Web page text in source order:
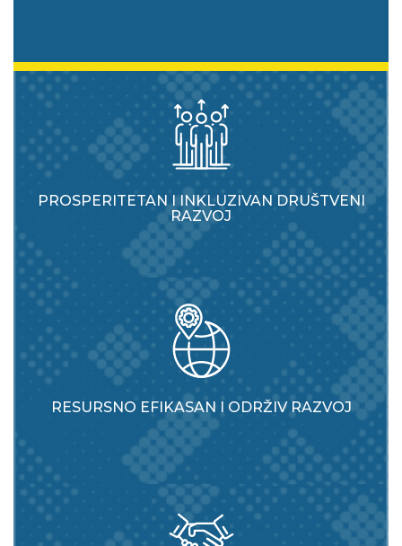
PROSPERITETAN I INKLUZIVAN DRUŠTVENI
RAZVOJ
RESURSNO EFIKASAN I ODRŽIV RAZVOJ